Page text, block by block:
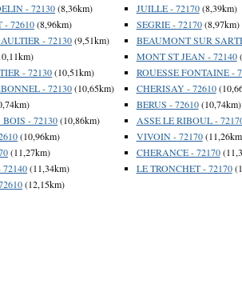
- 72130(8,36km)
- 72610(8,96km)
- 72130(9,51km)
- 72130(10,51km)
- 72130(10,65km)
- 72130(10,86km)
(10,96km)
(11,27km)
72140(11,34km)
(12,15km)
JUILLE - 72170(8,39km)
SEGRIE - 72170(8,97km)
BEAUMONT SUR
MONT ST JEAN - 72140
ROUESSE FONTAINE -
CHERISAY - 72610
BERUS - 72610(10,74km)
ASSE LE RIBOUL -
VIVOIN - 72170
CHERANCE - 72170
LE TRONCHET - 72170